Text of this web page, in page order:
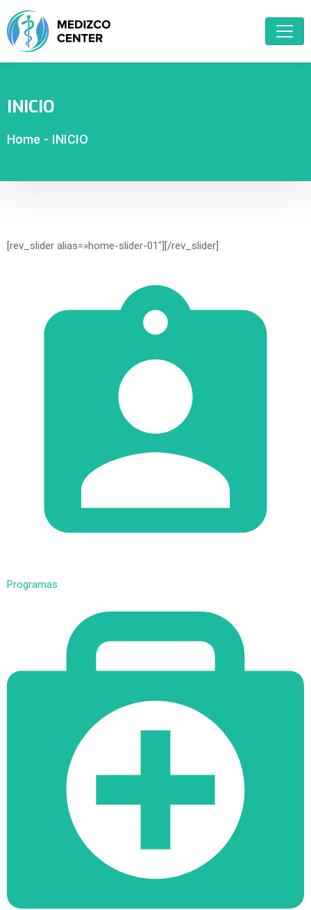
INICIO
Home - INICIO
[rev_slider alias=»home-slider-01″][/rev_slider]
Programas